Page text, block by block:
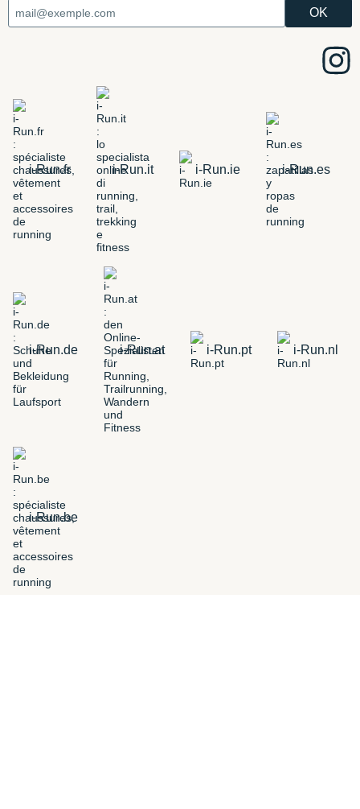
i-Run.fr i-Run.it i-Run.ie i-Run.es
i-Run.de i-Run.at i-Run.pt i-Run.nl
i-Run.be